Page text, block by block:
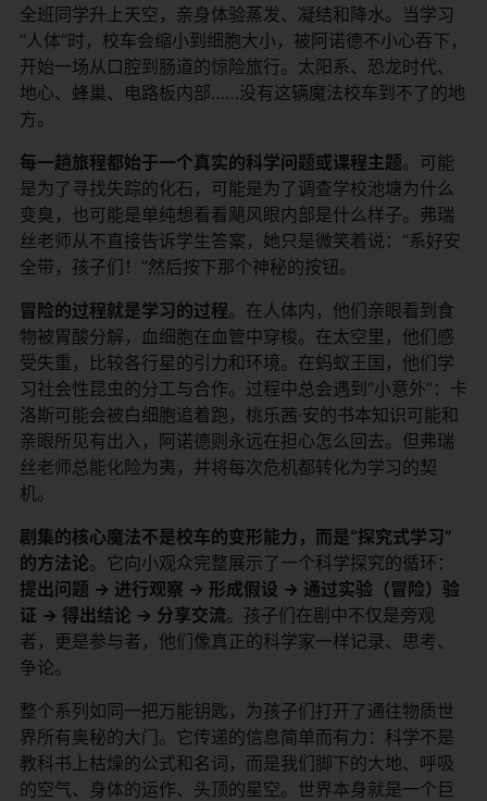
全班同学升上天空，亲身体验蒸发、凝结和降水。当学习
“人体”时，校车会缩小到细胞大小，被阿诺德不小心吞下，
开始一场从口腔到肠道的惊险旅行。太阳系、恐龙时代、
地心、蜂巢、电路板内部……没有这辆魔法校车到不了的地
方。
每一趟旅程都始于一个真实的科学问题或课程主题。可能
是为了寻找失踪的化石，可能是为了调查学校池塘为什么
变臭，也可能是单纯想看看飓风眼内部是什么样子。弗瑞
丝老师从不直接告诉学生答案，她只是微笑着说：“系好安
全带，孩子们！”然后按下那个神秘的按钮。
冒险的过程就是学习的过程。在人体内，他们亲眼看到食
物被胃酸分解，血细胞在血管中穿梭。在太空里，他们感
受失重，比较各行星的引力和环境。在蚂蚁王国，他们学
习社会性昆虫的分工与合作。过程中总会遇到“小意外”：卡
洛斯可能会被白细胞追着跑，桃乐茜·安的书本知识可能和
亲眼所见有出入，阿诺德则永远在担心怎么回去。但弗瑞
丝老师总能化险为夷，并将每次危机都转化为学习的契
机。
剧集的核心魔法不是校车的变形能力，而是“探究式学习”
的方法论。它向小观众完整展示了一个科学探究的循环：
提出问题 → 进行观察 → 形成假设 → 通过实验（冒险）验
证 → 得出结论 → 分享交流。孩子们在剧中不仅是旁观
者，更是参与者，他们像真正的科学家一样记录、思考、
争论。
整个系列如同一把万能钥匙，为孩子们打开了通往物质世
界所有奥秘的大门。它传递的信息简单而有力：科学不是
教科书上枯燥的公式和名词，而是我们脚下的大地、呼吸
的空气、身体的运作、头顶的星空。世界本身就是一个巨